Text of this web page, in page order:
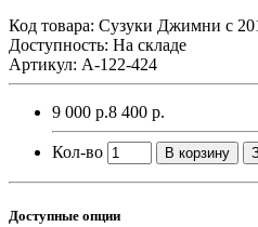
Код товара: Сузуки Джимни с
Доступность: На складе
Артикул: A-122-424
9 000 р.8 400 р.
Кол-во В корзину
Доступные опции